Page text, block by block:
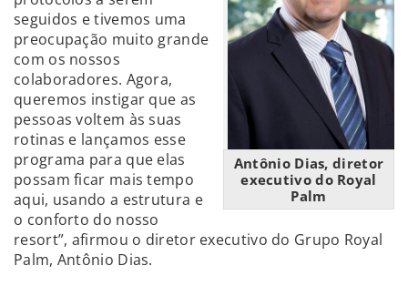
Antônio Dias, diretor
executivo do Royal
Palm
seguidos e tivemos uma
preocupação muito grande
com os nossos
colaboradores. Agora,
queremos instigar que as
pessoas voltem às suas
rotinas e lançamos esse
programa para que elas
possam ficar mais tempo
aqui, usando a estrutura e
o conforto do nosso
resort”, afirmou o diretor executivo do Grupo Royal
Palm, Antônio Dias.